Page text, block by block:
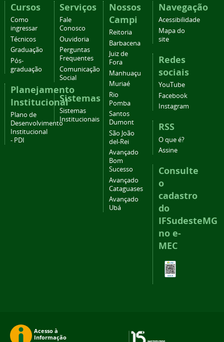
Cursos
Como
ingressar
Técnicos
Graduação
Pós-
graduação
Planejamento
Institucional
Plano de
Desenvolvimento
Institucional
- PDI
Serviços
Fale
Conosco
Ouvidoria
Perguntas
Frequentes
Comunicação
Social
Sistemas
Sistemas
Institucionais
Nossos
Campi
Reitoria
Barbacena
Juiz de
Fora
Manhuaçu
Muriaé
Rio
Pomba
Santos
Dumont
São João
del-Rei
Avançado
Bom
Sucesso
Avançado
Cataguases
Avançado
Ubá
Navegação
Acessibilidade
Mapa do
site
Redes
sociais
YouTube
Facebook
Instagram
RSS
O que é?
Assine
Consulte
o
cadastro
do
IFSudesteMG
no e-
MEC